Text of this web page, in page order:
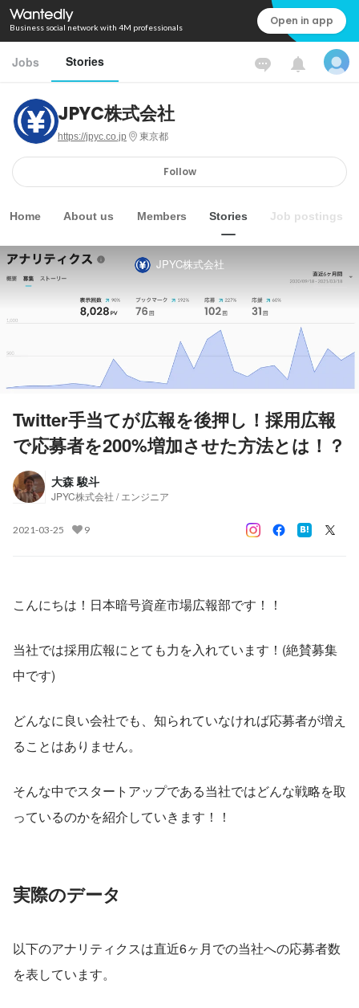
Business social network with 4M professionals Open in app
Jobs Stories
JPYC株式会社
https://jpyc.co.jp 東京都
Follow
Home About us Members Stories Job postings
JPYC株式会社
Twitter手当てが広報を後押し！採用広報
で応募者を200%増加させた方法とは！？
大森 駿斗
JPYC株式会社 / エンジニア
2021-03-25 9
こんにちは！日本暗号資産市場広報部です！！
当社では採用広報にとても力を入れています！(絶賛募集
中です)
どんなに良い会社でも、知られていなければ応募者が増え
ることはありません。
そんな中でスタートアップである当社ではどんな戦略を取
っているのかを紹介していきます！！
実際のデータ
以下のアナリティクスは直近6ヶ月での当社への応募者数
を表しています。